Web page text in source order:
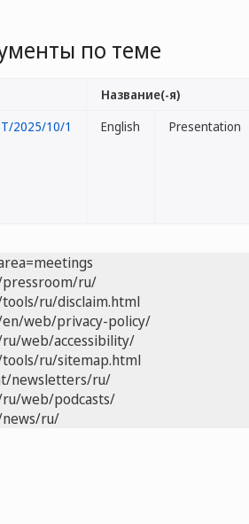
по теме
Название(-я)
2025/10/1
English Presentation
ru/
ru/disclaim.html
web/privacy-policy/
web/accessibility/
ru/sitemap.html
newsletters/ru/
web/podcasts/
ru/